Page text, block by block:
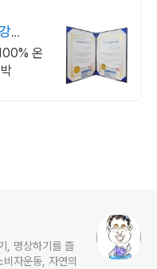
온
, 명상하기를 즐
자운동, 자연의